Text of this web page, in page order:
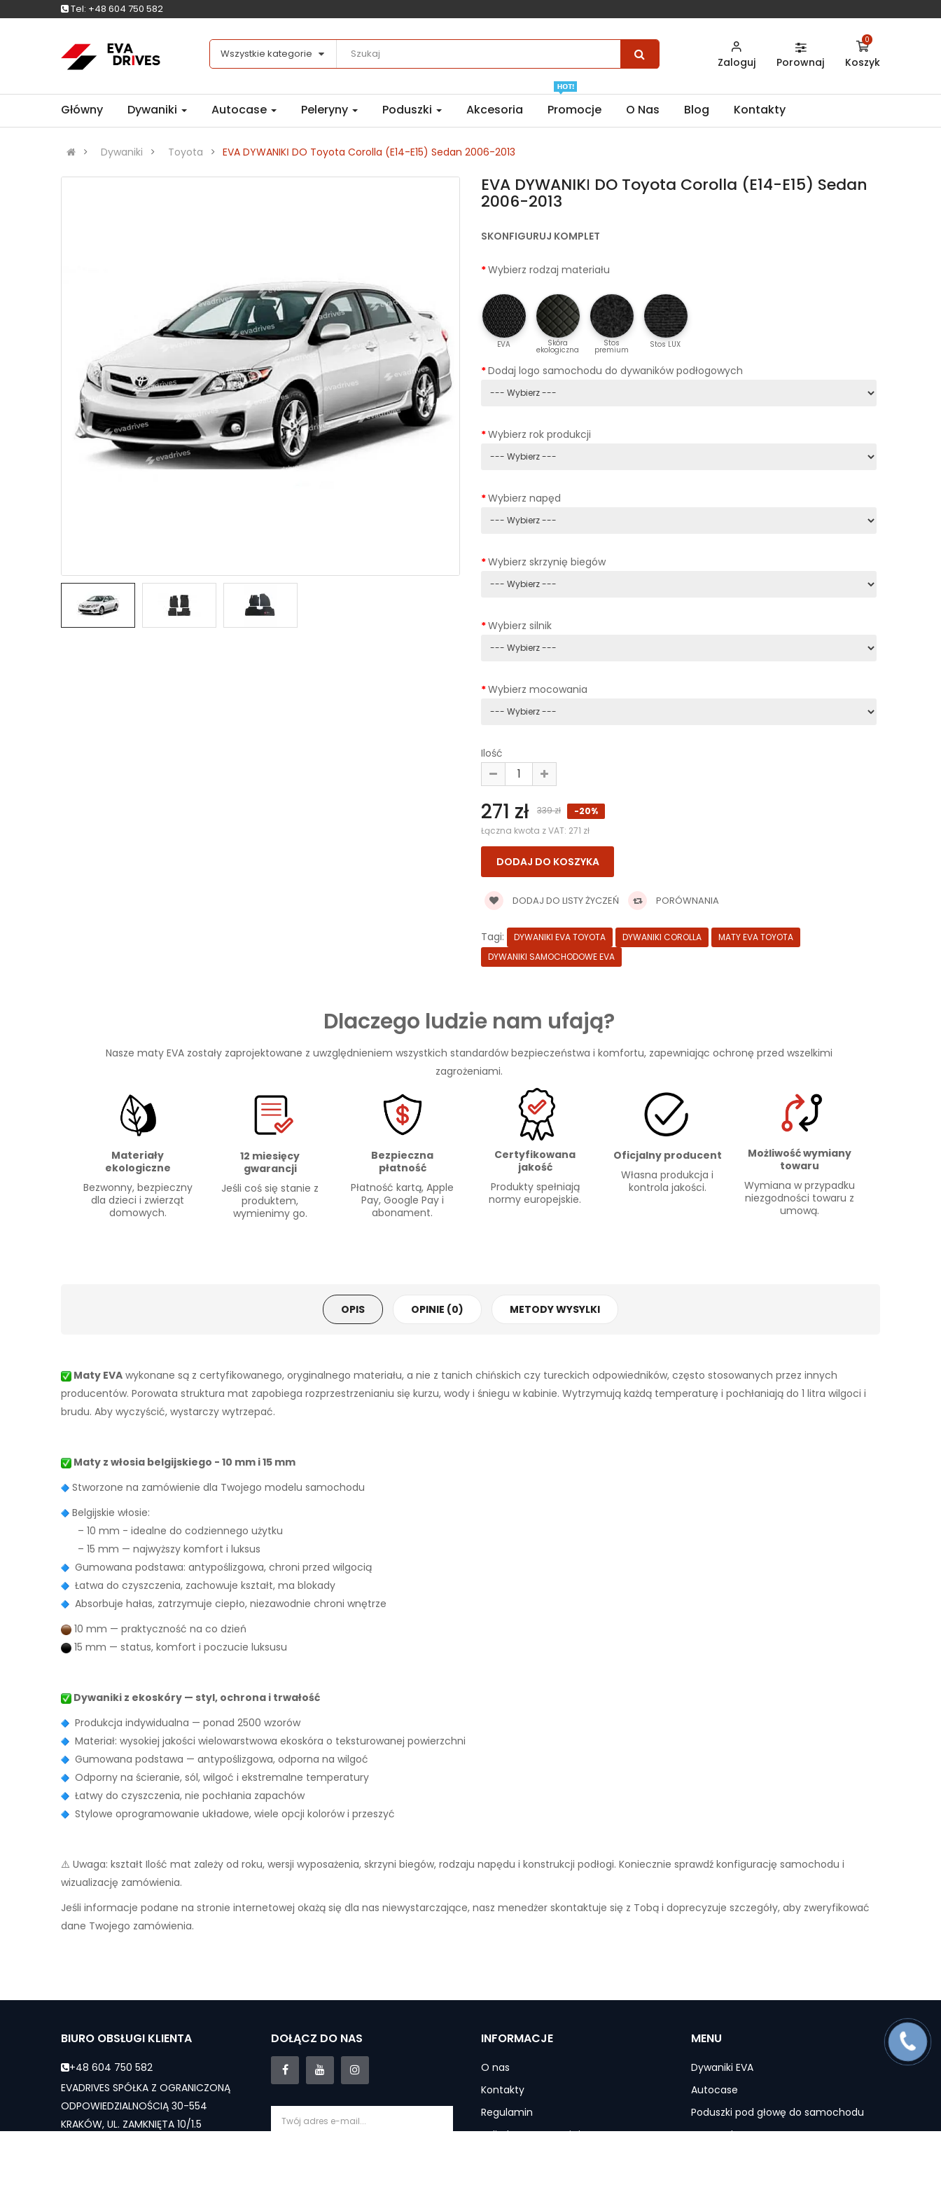
Tel: +48 604 750 582
Wszystkie kategorie
Zaloguj Porownaj Koszyk
0
Główny Dywaniki Autocase Peleryny Poduszki Akcesoria Promocje O Nas Blog Kontakty
Dywaniki Toyota EVA DYWANIKІ DO Toyota Corolla (E14-E15) Sedan 2006-2013
EVA DYWANIKІ DO Toyota Corolla (E14-E15) Sedan
2006-2013
SKONFIGURUJ KOMPLET
Wybierz rodzaj materiału
EVA Skóra
ekologiczna
Stos
premium
Stos LUX
Dodaj logo samochodu do dywaników podłogowych
Wybierz rok produkcji
Wybierz napęd
Wybierz skrzynię biegów
Wybierz silnik
Wybierz mocowania
Ilość
271 zł 339 zł
-20%
Łączna kwota z VAT: 271 zł
DODAJ DO LISTY ŻYCZEŃ PORÓWNANIA
Tagi: DYWANIKI EVA TOYOTA DYWANIKI COROLLA
MATY EVA TOYOTA
DYWANIKI SAMOCHODOWE EVA
Dlaczego ludzie nam ufają?
Nasze maty EVA zostały zaprojektowane z uwzględnieniem wszystkich standardów bezpieczeństwa i komfortu, zapewniając ochronę przed wszelkimi
zagrożeniami.
Materiały
ekologiczne
Bezwonny, bezpieczny
dla dzieci i zwierząt
domowych.
12 miesięcy
gwarancji
Jeśli coś się stanie z
produktem,
wymienimy go.
Bezpieczna
płatność
Płatność kartą, Apple
Pay, Google Pay i
abonament.
Certyfikowana
jakość
Produkty spełniają
normy europejskie.
Oficjalny producent
Własna produkcja i
kontrola jakości.
Możliwość wymiany
towaru
Wymiana w przypadku
niezgodności towaru z
umową.
OPIS OPINIE (0) METODY WYSYLKI
Maty EVA wykonane są z certyfikowanego, oryginalnego materiału, a nie z tanich chińskich czy tureckich odpowiedników, często stosowanych przez innych
producentów. Porowata struktura mat zapobiega rozprzestrzenianiu się kurzu, wody i śniegu w kabinie. Wytrzymują każdą temperaturę i pochłaniają do 1 litra wilgoci i
brudu. Aby wyczyścić, wystarczy wytrzepać.
Maty z włosia belgijskiego - 10 mm i 15 mm
Stworzone na zamówienie dla Twojego modelu samochodu
Belgijskie włosie:
– 10 mm - idealne do codziennego użytku
– 15 mm — najwyższy komfort i luksus
Gumowana podstawa: antypoślizgowa, chroni przed wilgocią
Łatwa do czyszczenia, zachowuje kształt, ma blokady
Absorbuje hałas, zatrzymuje ciepło, niezawodnie chroni wnętrze
10 mm — praktyczność na co dzień
15 mm — status, komfort i poczucie luksusu
Dywaniki z ekoskóry — styl, ochrona i trwałość
Produkcja indywidualna — ponad 2500 wzorów
Materiał: wysokiej jakości wielowarstwowa ekoskóra o teksturowanej powierzchni
Gumowana podstawa — antypoślizgowa, odporna na wilgoć
Odporny na ścieranie, sól, wilgoć i ekstremalne temperatury
Łatwy do czyszczenia, nie pochłania zapachów
Stylowe oprogramowanie układowe, wiele opcji kolorów i przeszyć
⚠️ Uwaga: kształt Ilość mat zależy od roku, wersji wyposażenia, skrzyni biegów, rodzaju napędu i konstrukcji podłogi. Koniecznie sprawdź konfigurację samochodu i
wizualizację zamówienia.
Jeśli informacje podane na stronie internetowej okażą się dla nas niewystarczające, nasz menedżer skontaktuje się z Tobą i doprecyzuje szczegóły, aby zweryfikować
dane Twojego zamówienia.
BIURO OBSŁUGI KLIENTA
+48 604 750 582
EVADRIVES SPÓŁKA Z OGRANICZONĄ
ODPOWIEDZIALNOŚCIĄ 30-554
KRAKÓW, UL. ZAMKNIĘTA 10/1.5
DOŁĄCZ DO NAS INFORMACJE
O nas
Kontakty
Regulamin
Polityka prywatności
MENU
Dywaniki EVA
Autocase
Poduszki pod głowę do samochodu
Maty ochronne